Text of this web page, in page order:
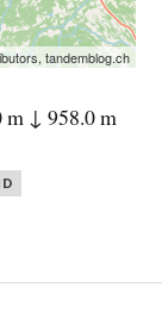
tandemblog.ch
m ↓ 958.0 m